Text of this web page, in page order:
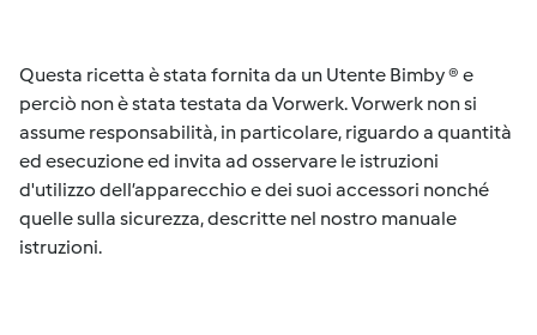
Questa ricetta è stata fornita da un Utente Bimby ® e
perciò non è stata testata da Vorwerk. Vorwerk non si
assume responsabilità, in particolare, riguardo a quantità
ed esecuzione ed invita ad osservare le istruzioni
d'utilizzo dell’apparecchio e dei suoi accessori nonché
quelle sulla sicurezza, descritte nel nostro manuale
istruzioni.